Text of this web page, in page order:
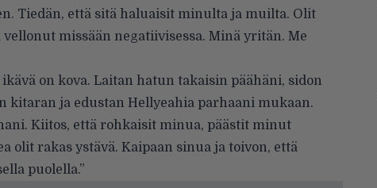
Tiedän, että sitä haluaisit minulta ja muilta. Olit
missään negatiivisessa. Minä yritän. Me
ikävä on kova. Laitan hatun takaisin päähäni, sidon
kitaran ja edustan Hellyeahia parhaani mukaan.
Kiitos, että rohkaisit minua, päästit minut
olit rakas ystävä. Kaipaan sinua ja toivon, että
puolella.”